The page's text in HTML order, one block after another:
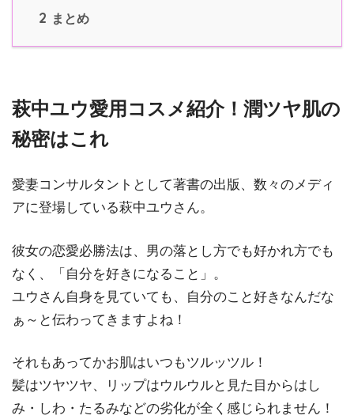
2 まとめ
萩中ユウ愛用コスメ紹介！潤ツヤ肌の
秘密はこれ
愛妻コンサルタントとして著書の出版、数々のメディ
アに登場している萩中ユウさん。
彼女の恋愛必勝法は、男の落とし方でも好かれ方でも
なく、「自分を好きになること」。
ユウさん自身を見ていても、自分のこと好きなんだな
ぁ～と伝わってきますよね！
それもあってかお肌はいつもツルッツル！
髪はツヤツヤ、リップはウルウルと見た目からはし
み・しわ・たるみなどの劣化が全く感じられません！